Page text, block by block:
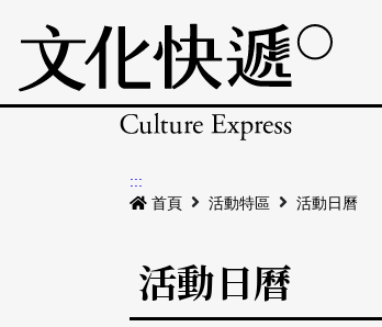
:::
首頁
活動特區 活動日曆
活動日曆